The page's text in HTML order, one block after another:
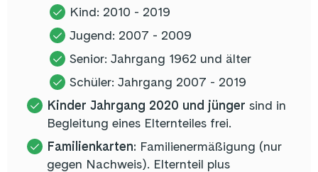
Kind: 2010 - 2019
Jugend: 2007 - 2009
Senior: Jahrgang 1962 und älter
Schüler: Jahrgang 2007 - 2019
Kinder Jahrgang 2020 und jünger sind in
Begleitung eines Elternteiles frei.
Familienkarten: Familienermäßigung (nur
gegen Nachweis). Elternteil plus